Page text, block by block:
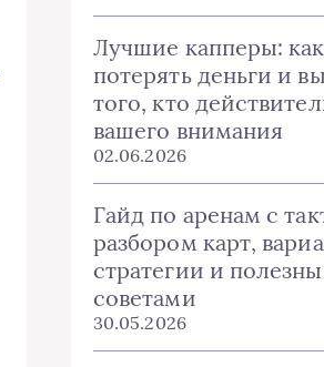
Лучшие капперы:
потерять деньги и
того, кто
вашего внимания
02.06.2026
Гайд по аренам с
разбором карт,
стратегии и
советами
30.05.2026